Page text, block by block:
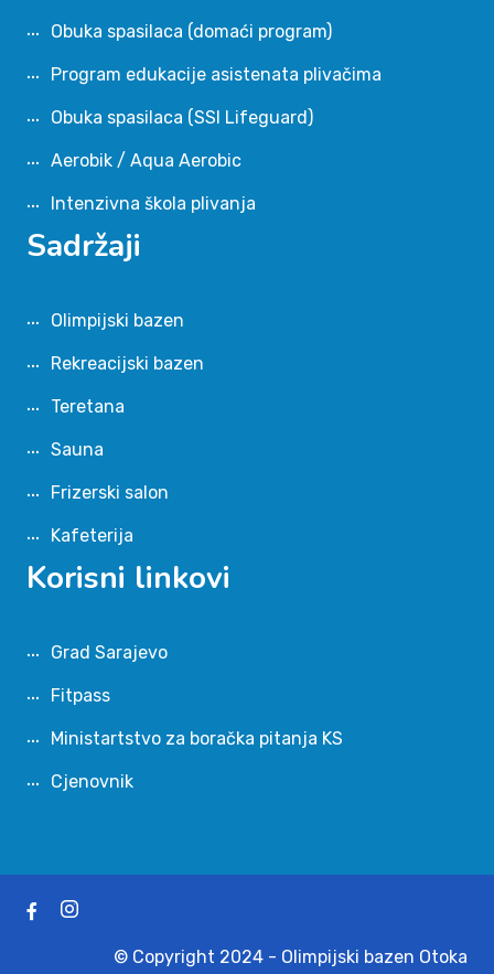
Obuka spasilaca (domaći program)
Program edukacije asistenata plivačima
Obuka spasilaca (SSI Lifeguard)
Aerobik / Aqua Aerobic
Intenzivna škola plivanja
Sadržaji
Olimpijski bazen
Rekreacijski bazen
Teretana
Sauna
Frizerski salon
Kafeterija
Korisni linkovi
Grad Sarajevo
Fitpass
Ministartstvo za boračka pitanja KS
Cjenovnik
© Copyright 2024 - Olimpijski bazen Otoka